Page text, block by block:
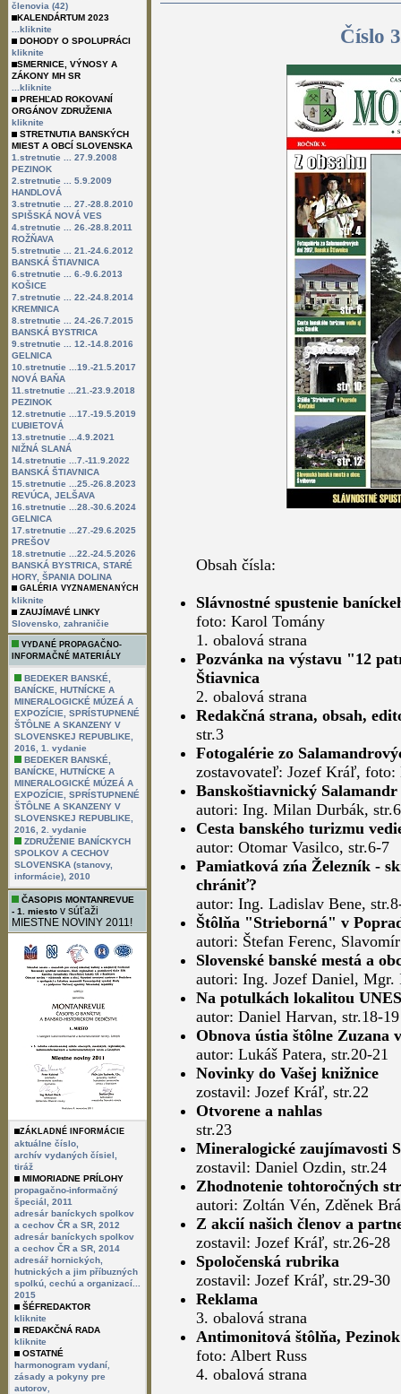
členovia (42)
KALENDÁRTUM 2023
...kliknite
DOHODY O SPOLUPRÁCI
kliknite
SMERNICE, VÝNOSY A
ZÁKONY MH SR
...kliknite
PREHĽAD ROKOVANÍ
ORGÁNOV ZDRUŽENIA
kliknite
STRETNUTIA BANSKÝCH
MIEST A OBCÍ SLOVENSKA
1.stretnutie ... 27.9.2008
PEZINOK
2.stretnutie ... 5.9.2009
HANDLOVÁ
3.stretnutie ... 27.-28.8.2010
SPIŠSKÁ NOVÁ VES
4.stretnutie ... 26.-28.8.2011
ROŽŇAVA
5.stretnutie ... 21.-24.6.2012
BANSKÁ ŠTIAVNICA
6.stretnutie ... 6.-9.6.2013
KOŠICE
7.stretnutie ... 22.-24.8.2014
KREMNICA
8.stretnutie ... 24.-26.7.2015
BANSKÁ BYSTRICA
9.stretnutie ... 12.-14.8.2016
GELNICA
10.stretnutie ...19.-21.5.2017
NOVÁ BAŇA
11.stretnutie ...21.-23.9.2018
PEZINOK
12.stretnutie ...17.-19.5.2019
ĽUBIETOVÁ
13.stretnutie ...4.9.2021
NIŽNÁ SLANÁ
14.stretnutie ...7.-11.9.2022
BANSKÁ ŠTIAVNICA
15.stretnutie ...25.-26.8.2023
REVÚCA, JELŠAVA
16.stretnutie ...28.-30.6.2024
GELNICA
17.stretnutie ...27.-29.6.2025
PREŠOV
18.stretnutie ...22.-24.5.2026
BANSKÁ BYSTRICA, STARÉ
HORY, ŠPANIA DOLINA
GALÉRIA VYZNAMENANÝCH
kliknite
ZAUJÍMAVÉ LINKY
Slovensko zahraničie
VYDANÉ PROPAGAČNO-
INFORMAČNÉ MATERIÁLY
BEDEKER BANSKÉ,
BANÍCKE, HUTNÍCKE A
MINERALOGICKÉ MÚZEÁ A
EXPOZÍCIE, SPRÍSTUPNENÉ
ŠTÔLNE A SKANZENY V
SLOVENSKEJ REPUBLIKE,
2016, 1. vydanie
BEDEKER BANSKÉ,
BANÍCKE, HUTNÍCKE A
MINERALOGICKÉ MÚZEÁ A
EXPOZÍCIE, SPRÍSTUPNENÉ
ŠTÔLNE A SKANZENY V
SLOVENSKEJ REPUBLIKE,
2016, 2. vydanie
ZDRUŽENIE BANÍCKYCH
SPOLKOV A CECHOV
SLOVENSKA (stanovy,
informácie), 2010
ČASOPIS MONTANREVUE
- 1. miesto v súťaži
MIESTNE NOVINY 2011!
ZÁKLADNÉ INFORMÁCIE
aktuálne číslo,
archív vydaných čísiel,
tiráž
MIMORIADNE PRÍLOHY
propagačno-informačný
špeciál, 2011
adresár baníckych spolkov
a cechov ČR a SR, 2012
adresár baníckych spolkov
a cechov ČR a SR, 2014
adresář hornických,
hutnických a jim příbuzných
spolkú, cechú a organizací...
2015
ŠÉFREDAKTOR
kliknite
REDAKČNÁ RADA
kliknite
OSTATNÉ
harmonogram vydaní
zásady a pokyny pre
autorov
Číslo
Obsah čísla:
Slávnostné spustenie
foto: Karol Tomány
1. obalová strana
Pozvánka na výstavu "12
Štiavnica
2. obalová strana
Redakčná strana, obsah,
str.3
Fotogalérie zo
zostavovateľ: Jozef Kráľ,
Banskoštiavnický Salamandr
autori: Ing. Milan Durbák, str.6
Cesta banského turizmu
autor: Otomar Vasilco, str.6-7
Pamiatková zńa Železník -
chrániť?
autor: Ing. Ladislav Bene,
Štôlňa "Strieborná" v
autori: Štefan Ferenc,
Slovenské banské mestá a
autori: Ing. Jozef Daniel, Mgr.
Na potulkách lokalitou
autor: Daniel Harvan, str.18-19
Obnova ústia štôlne Zuzana
autor: Lukáš Patera, str.20-21
Novinky do Vašej knižnice
zostavil: Jozef Kráľ, str.22
Otvorene a nahlas
str.23
Mineralogické zaujímavosti
zostavil: Daniel Ozdin, str.24
Zhodnotenie tohtoročných
autori: Zoltán Vén, Zděnek
Z akcií našich členov a
zostavil: Jozef Kráľ, str.26-28
Spoločenská rubrika
zostavil: Jozef Kráľ, str.29-30
Reklama
3. obalová strana
Antimonitová štôlňa, Pezinok
foto: Albert Russ
4. obalová strana